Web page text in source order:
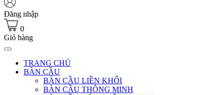
Đăng nhập
0
Giỏ hàng
TRANG CHỦ
BÀN CẦU
BÀN CẦU LIỀN KHỐI
BÀN CẦU THÔNG MINH